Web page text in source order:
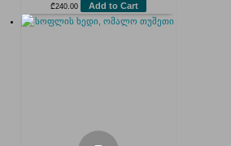
₾240.00 Add to Cart